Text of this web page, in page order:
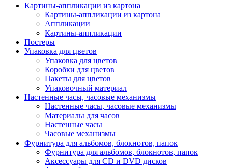
Картины-аппликации из картона
Картины-аппликации из картона
Аппликации
Картины-аппликации
Постеры
Упаковка для цветов
Упаковка для цветов
Коробки для цветов
Пакеты для цветов
Упаковочный материал
Настенные часы, часовые механизмы
Настенные часы, часовые механизмы
Материалы для часов
Настенные часы
Часовые механизмы
Фурнитура для альбомов, блокнотов, папок
Фурнитура для альбомов, блокнотов, папок
Аксессуары для CD и DVD дисков